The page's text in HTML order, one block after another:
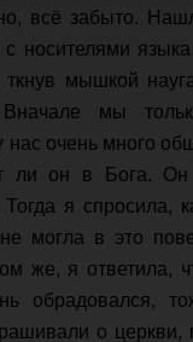
всё забыто.
носителями
мышкой
мы
нас очень много
он в Бога. Он
я спросила,
могла в это
же, я ответила,
обрадовался,
о